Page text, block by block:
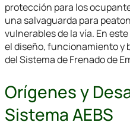
protección para los
una salvaguarda para
vulnerables de la vía. En
el diseño, funcionamiento y
del Sistema de Frenado de
Orígenes y
Sistema AEBS